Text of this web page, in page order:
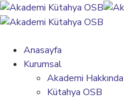
Anasayfa
Kurumsal
Akademi Hakkında
Kütahya OSB